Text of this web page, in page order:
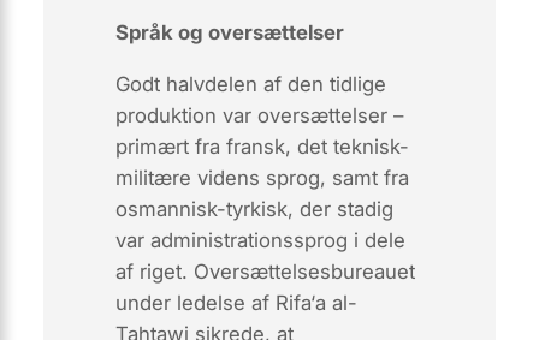
Språk og oversættelser
Godt halvdelen af den tidlige
produktion var oversættelser –
primært fra fransk, det teknisk-
militære videns sprog, samt fra
osmannisk-tyrkisk, der stadig
var administrationssprog i dele
af riget. Oversættelsesbureauet
under ledelse af Rifa‘a al-
Tahtawi sikrede, at